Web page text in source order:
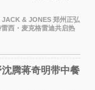
& JONES 郑州正弘
西・麦克格雷迪共启热
，
全国首店，于郑
传奇球星
沈腾蒋奇明带中餐